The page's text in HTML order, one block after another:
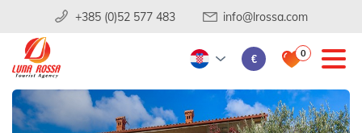
+385 (0)52 577 483 info@lrossa.com
€ 0